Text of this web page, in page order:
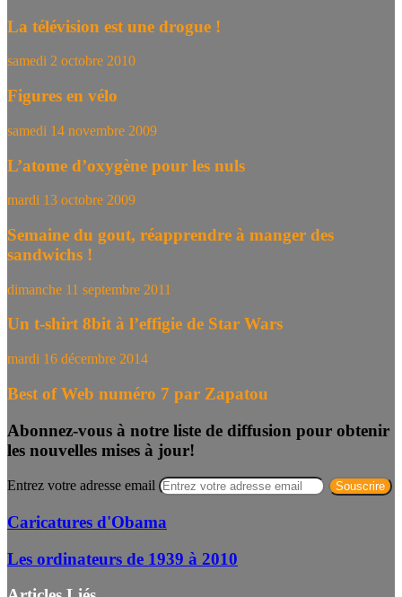
La télévision est une drogue !
samedi 2 octobre 2010
Figures en vélo
samedi 14 novembre 2009
L’atome d’oxygène pour les nuls
mardi 13 octobre 2009
Semaine du gout, réapprendre à manger des
sandwichs !
dimanche 11 septembre 2011
Un t-shirt 8bit à l’effigie de Star Wars
mardi 16 décembre 2014
Best of Web numéro 7 par Zapatou
Abonnez-vous à notre liste de diffusion pour obtenir
les nouvelles mises à jour!
Entrez votre adresse email
Caricatures d'Obama
Les ordinateurs de 1939 à 2010